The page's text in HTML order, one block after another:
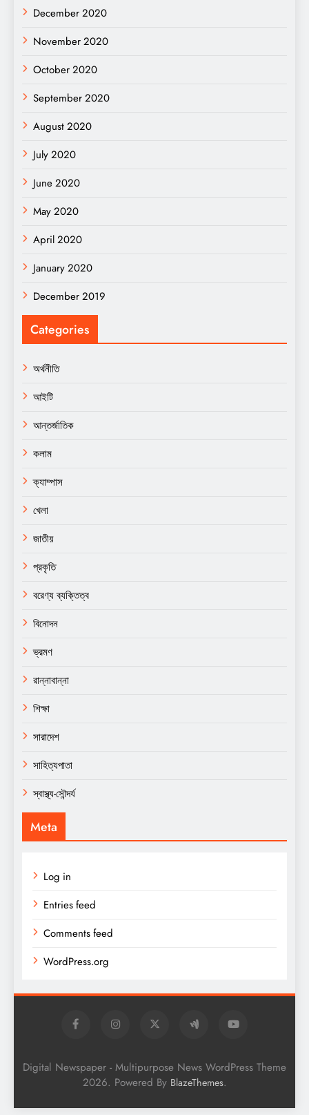
December 2020
November 2020
October 2020
September 2020
August 2020
July 2020
June 2020
May 2020
April 2020
January 2020
December 2019
Categories
অর্থনীতি
আইটি
আন্তর্জাতিক
কলাম
ক্যাম্পাস
খেলা
জাতীয়
প্রকৃতি
বরেণ্য ব্যক্তিত্ব
বিনোদন
ভ্রমণ
রান্নাবান্না
শিক্ষা
সারাদেশ
সাহিত্যপাতা
স্বাস্থ্য-সৌন্দর্য
Meta
Log in
Entries feed
Comments feed
WordPress.org
Digital Newspaper - Multipurpose News WordPress Theme
2026. Powered By BlazeThemes.